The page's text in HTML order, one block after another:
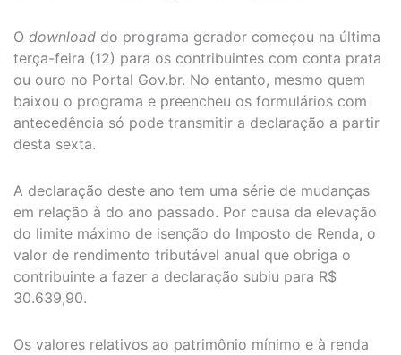
O download do programa gerador começou na última
terça-feira (12) para os contribuintes com conta prata
ou ouro no Portal Gov.br. No entanto, mesmo quem
baixou o programa e preencheu os formulários com
antecedência só pode transmitir a declaração a partir
desta sexta.
A declaração deste ano tem uma série de mudanças
em relação à do ano passado. Por causa da elevação
do limite máximo de isenção do Imposto de Renda, o
valor de rendimento tributável anual que obriga o
contribuinte a fazer a declaração subiu para R$
30.639,90.
Os valores relativos ao patrimônio mínimo e à renda